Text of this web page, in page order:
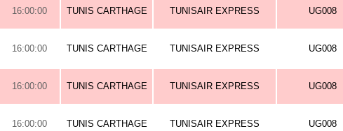
16:00:00 TUNIS CARTHAGE TUNISAIR EXPRESS UG008
16:00:00 TUNIS CARTHAGE TUNISAIR EXPRESS UG008
16:00:00 TUNIS CARTHAGE TUNISAIR EXPRESS UG008
16:00:00 TUNIS CARTHAGE TUNISAIR EXPRESS UG008